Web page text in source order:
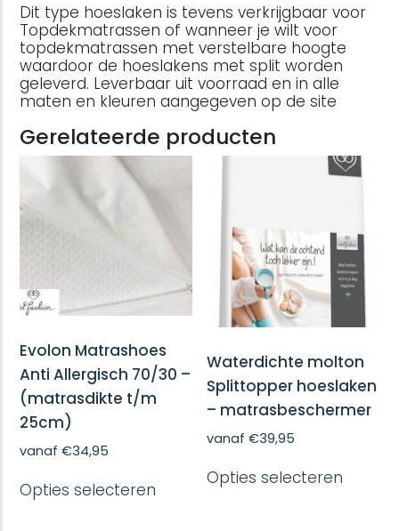
Dit type hoeslaken is tevens verkrijgbaar voor
Topdekmatrassen of wanneer je wilt voor
topdekmatrassen met verstelbare hoogte
waardoor de hoeslakens met split worden
geleverd. Leverbaar uit voorraad en in alle
maten en kleuren aangegeven op de site
Gerelateerde producten
Evolon Matrashoes
Anti Allergisch 70/30 –
(matrasdikte t/m
25cm)
vanaf€34,95
Opties selecteren
Waterdichte molton
Splittopper hoeslaken
– matrasbeschermer
vanaf€39,95
Opties selecteren